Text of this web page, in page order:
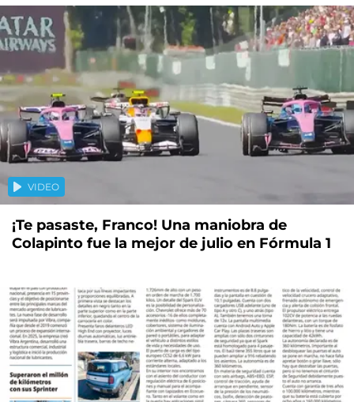
VIDEO
¡Te pasaste, Franco! Una maniobra de
Colapinto fue la mejor de julio en Fórmula 1